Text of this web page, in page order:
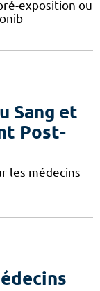
exposition ou
Sang et
Post-
les médecins